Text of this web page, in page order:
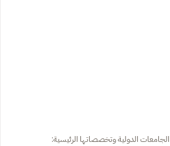
الدولية وتخصصاتها الرئيسية: